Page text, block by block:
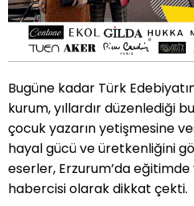
Bugüne kadar Türk
kurum, yıllardır düzenlediği
çocuk yazarın yetişmesine
hayal gücü ve üretkenliğini
eserler, Erzurum’da
habercisi olarak dikkat çekti.